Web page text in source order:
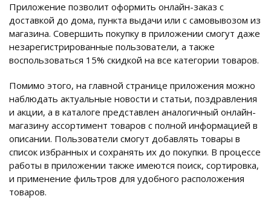
Приложение позволит оформить онлайн-заказ с
доставкой до дома, пункта выдачи или c самовывозом из
магазина. Совершить покупку в приложении смогут даже
незарегистрированные пользователи, а также
воспользоваться 15% скидкой на все категории товаров.
Помимо этого, на главной странице приложения можно
наблюдать актуальные новости и статьи, поздравления
и акции, а в каталоге представлен аналогичный онлайн-
магазину ассортимент товаров с полной информацией в
описании. Пользователи смогут добавлять товары в
список избранных и сохранять их до покупки. В процессе
работы в приложении также имеются поиск, сортировка,
и применение фильтров для удобного расположения
товаров.